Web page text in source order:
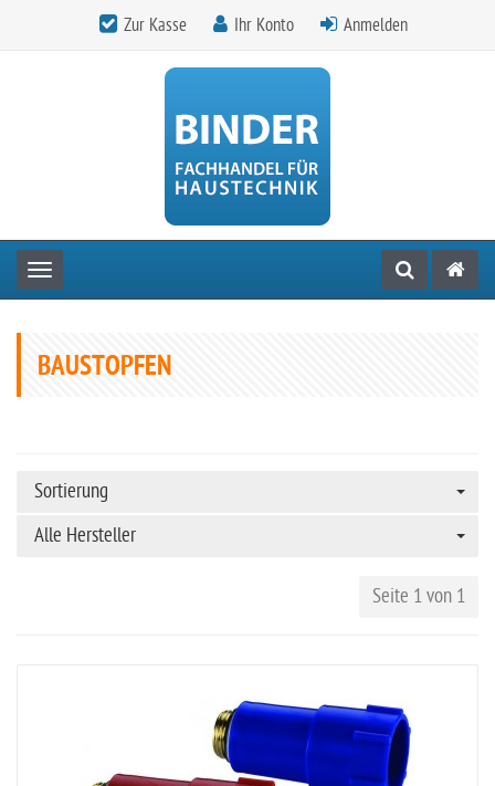
Zur Kasse Ihr Konto Anmelden
Toggle navigation
BAUSTOPFEN
Sortierung
Alle Hersteller
Seite 1 von 1